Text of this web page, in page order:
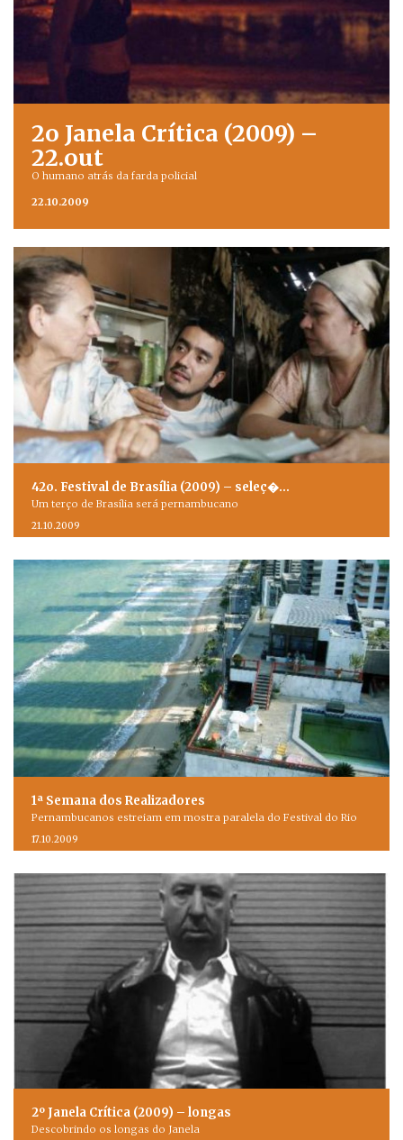
2o Janela Crítica (2009) –
22.out
O humano atrás da farda policial
22.10.2009
42o. Festival de Brasília (2009) – seleç�…
Um terço de Brasília será pernambucano
21.10.2009
1ª Semana dos Realizadores
Pernambucanos estreiam em mostra paralela do Festival do Rio
17.10.2009
2º Janela Crítica (2009) – longas
Descobrindo os longas do Janela